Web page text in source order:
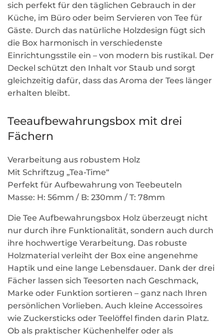
sich perfekt für den täglichen Gebrauch in der
Küche, im Büro oder beim Servieren von Tee für
Gäste. Durch das natürliche Holzdesign fügt sich
die Box harmonisch in verschiedenste
Einrichtungsstile ein – von modern bis rustikal. Der
Deckel schützt den Inhalt vor Staub und sorgt
gleichzeitig dafür, dass das Aroma der Tees länger
erhalten bleibt.
Teeaufbewahrungsbox mit drei
Fächern
Verarbeitung aus robustem Holz
Mit Schriftzug „Tea-Time“
Perfekt für Aufbewahrung von Teebeuteln
Masse: H: 56mm / B: 230mm / T: 78mm
Die Tee Aufbewahrungsbox Holz überzeugt nicht
nur durch ihre Funktionalität, sondern auch durch
ihre hochwertige Verarbeitung. Das robuste
Holzmaterial verleiht der Box eine angenehme
Haptik und eine lange Lebensdauer. Dank der drei
Fächer lassen sich Teesorten nach Geschmack,
Marke oder Funktion sortieren – ganz nach Ihren
persönlichen Vorlieben. Auch kleine Accessoires
wie Zuckersticks oder Teelöffel finden darin Platz.
Ob als praktischer Küchenhelfer oder als